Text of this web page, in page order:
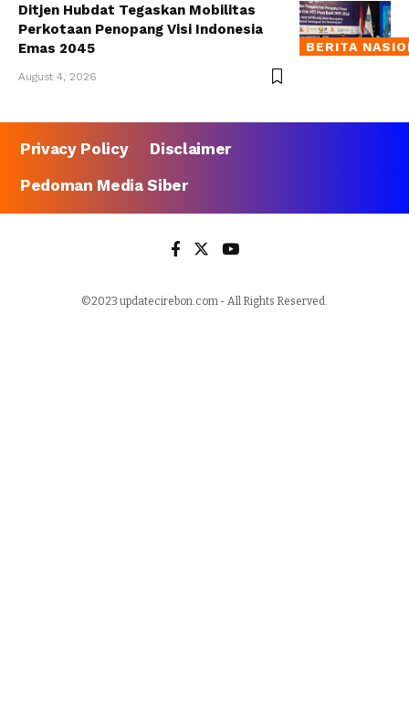
BERITA
Ditjen Hubdat Tegaskan Mobilitas
Perkotaan Penopang Visi Indonesia
Emas 2045
August 4, 2026
Privacy Policy
Disclaimer
Pedoman Media Siber
©2023 updatecirebon.com - All Rights Reserved.